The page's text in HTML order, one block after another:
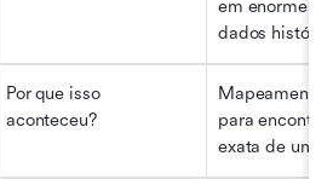
em enormes
dados
Por que isso
aconteceu?
Mapeamento
para
exata de uma